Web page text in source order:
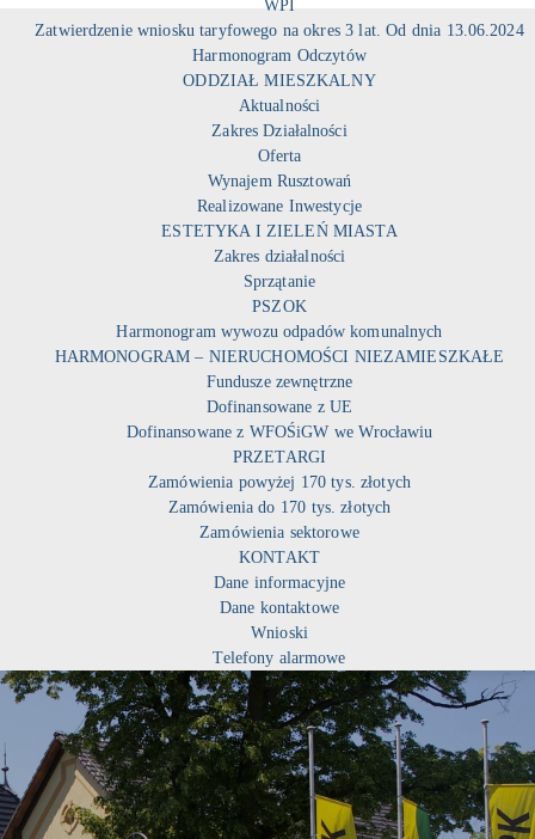
WPI
Zatwierdzenie wniosku taryfowego na okres 3 lat. Od dnia 13.06.2024
Harmonogram Odczytów
ODDZIAŁ MIESZKALNY
Aktualności
Zakres Działalności
Oferta
Wynajem Rusztowań
Realizowane Inwestycje
ESTETYKA I ZIELEŃ MIASTA
Zakres działalności
Sprzątanie
PSZOK
Harmonogram wywozu odpadów komunalnych
HARMONOGRAM – NIERUCHOMOŚCI NIEZAMIESZKAŁE
Fundusze zewnętrzne
Dofinansowane z UE
Dofinansowane z WFOŚiGW we Wrocławiu
PRZETARGI
Zamówienia powyżej 170 tys. złotych
Zamówienia do 170 tys. złotych
Zamówienia sektorowe
KONTAKT
Dane informacyjne
Dane kontaktowe
Wnioski
Telefony alarmowe